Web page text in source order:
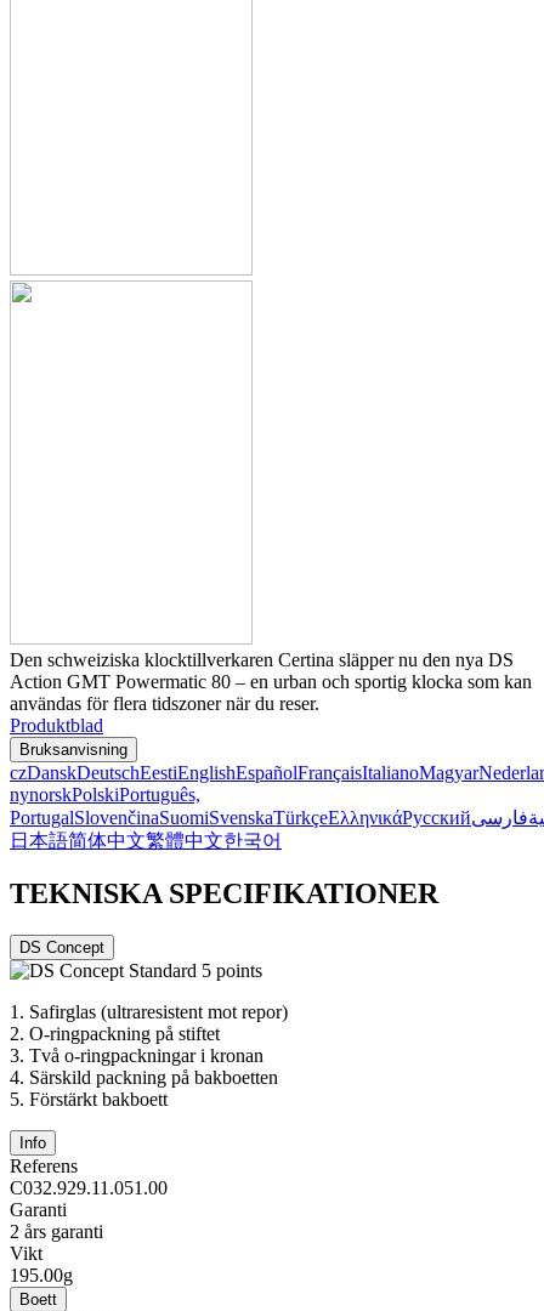
Den schweiziska klocktillverkaren Certina släpper nu den nya DS
Action GMT Powermatic 80 – en urban och sportig klocka som kan
användas för flera tidszoner när du reser.
Produktblad
Bruksanvisning
czDanskDeutschEestiEnglishEspañolFrançaisItalianoMagyar
nynorskPolskiPortuguês,
PortugalSlovenčinaSuomiSvenskaTürkçeΕλληνικάРусскийفارسی
日本語简体中文繁體中文한국어
TEKNISKA SPECIFIKATIONER
DS Concept
1. Safirglas (ultraresistent mot repor)
2. O-ringpackning på stiftet
3. Två o-ringpackningar i kronan
4. Särskild packning på bakboetten
5. Förstärkt bakboett
Info
Referens
C032.929.11.051.00
Garanti
2 års garanti
Vikt
195.00g
Boett